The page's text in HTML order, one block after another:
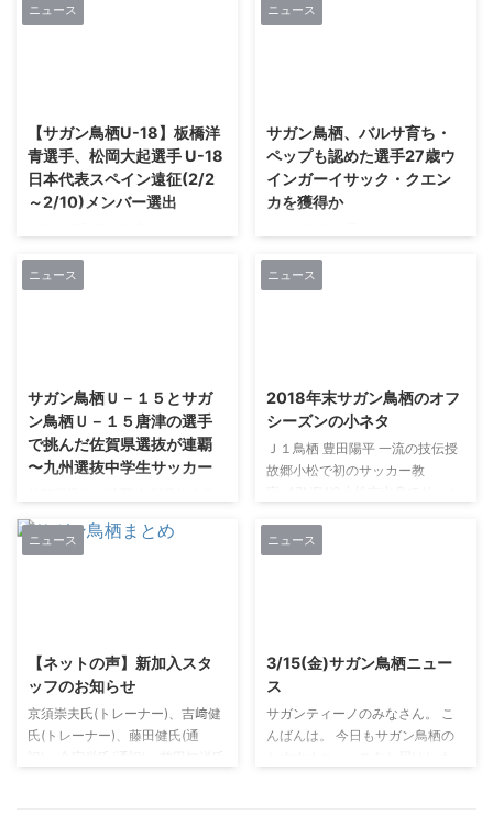
ニュース
【サガン鳥栖U-18】板橋洋
青選手、松岡大起選手 U-18
日本代表スペイン遠征(2/2
～2/10)メンバー選出
手がU-18日本代表スペイン遠征
(2/2～2/10)メンバーに選出され
栖U-18所属のGK・板橋洋青選
手、MF・松岡大起選手がU-18日
本代表スペイン遠征(2/2～2/10)
メンバーに選出されましたのでお
日本代表スペイン遠征では、
『U-19 International Tourn ...
ニュース
サガン鳥栖、バルサ育ち・
ペップも認めた選手27歳ウ
インガーイサック・クエン
カを獲得か
ました。 コスタリカ代表のFWジ
ョアン・ベネガス選手の噂も出て
サガン鳥栖、バルサ育ちの27歳
ウインガーを獲得か？ かつてペ
ップも認めた「周囲を輝かせられ
る選手」
sdigestw-socc 所属クラブ
2007 ...
ニュース
サガン鳥栖Ｕ－１５とサガ
ン鳥栖Ｕ－１５唐津の選手
で挑んだ佐賀県選抜が連覇
〜九州選抜中学生サッカー
生サッカー｜スポーツ,行政・社
会｜佐賀新聞ニュース｜佐賀新聞
LiVE 佐賀新聞第３９回九州選抜
で挑んだ佐賀県選抜が２ ......
ニュース
2018年末サガン鳥栖のオフ
シーズンの小ネタ
Ｊ１鳥栖 豊田陽平 一流の技伝授
故郷小松で初のサッカー教
（３３）＝Ｊ１サガン鳥栖＝によ
る「クリスマス サッカークリニ
ニュース
【ネットの声】新加入スタ
ッフのお知らせ
京須崇夫氏(トレーナー)、吉﨑健
氏(トレーナー)、藤田健氏(通
ニュース
3/15(金)サガン鳥栖ニュー
ス
サガンティーノのみなさん。 こ
んばんは。 今日もサガン鳥栖の